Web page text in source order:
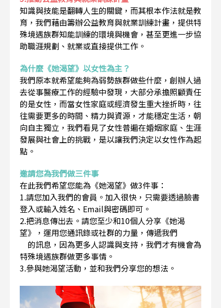
知識與技能是翻轉人生的關鍵，而其根本作法就是教
育，我們藉由籌辦公益教育與就業訓練計畫，提供特
殊境遇族群知能訓練的環境與機會，甚至更進一步協
助職涯規劃、就業或直接提供工作。
為什麼《她渴望》以女性為主？
我們原本就希望能夠為弱勢族群做些什麼，創辦人過
去從事醫療工作的經驗中發現，大部分承擔照顧責任
的是女性，而當女性家庭或經濟發生重大挫折時，往
往需要更多的時間、精力與資源，才能穩定生活，朝
向自主獨立，我們看見了女性普遍在婚姻家庭、生涯
發展與社會上的挑戰，是以讓我們決定以女性作為起
點。
邀請您為我們做三件事
在此我們希望您能為《她渴望》做3件事：
1.請您加入我們的會員。加入很快，只需要透過臉書
登入或輸入姓名、Email與密碼即可。
2.把消息傳出去。請您至少和10個人分享《她渴
望》，運用您通訊錄或社群的力量，傳遞我們
的訊息，因為更多人認識與支持，我們才有機會為
特殊境遇族群做更多事情。
3.參與她渴望活動，並和我們分享您的想法。